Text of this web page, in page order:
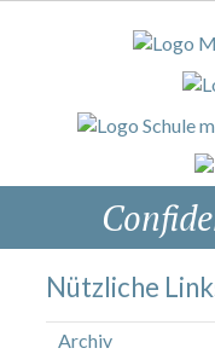
Nützliche
Archiv